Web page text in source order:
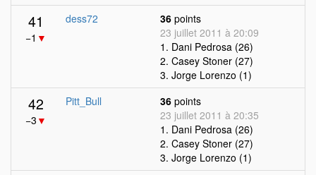
41
−1 ▼
dess72 36 points
23 juillet 2011 à 20:09
1. Dani Pedrosa (26)
2. Casey Stoner (27)
3. Jorge Lorenzo (1)
42
−3 ▼
Pitt_Bull 36 points
23 juillet 2011 à 20:35
1. Dani Pedrosa (26)
2. Casey Stoner (27)
3. Jorge Lorenzo (1)